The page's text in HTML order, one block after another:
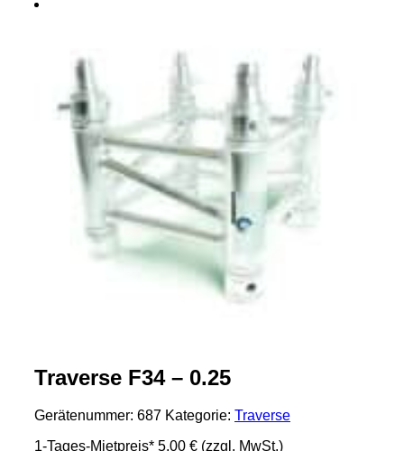
Traverse F34 – 0.25
Gerätenummer: 687 Kategorie: Traverse
1-Tages-Mietpreis* 5,00 € (zzgl. MwSt.)